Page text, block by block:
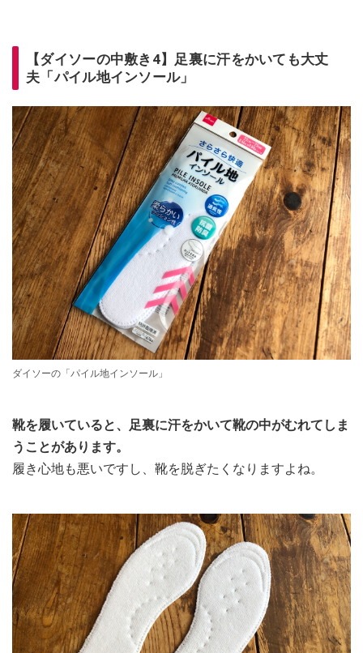
【ダイソーの中敷き4】足裏に汗をかいても大丈
夫「パイル地インソール」
ダイソーの「パイル地インソール」
靴を履いていると、足裏に汗をかいて靴の中がむれてしま
うことがあります。
履き心地も悪いですし、靴を脱ぎたくなりますよね。